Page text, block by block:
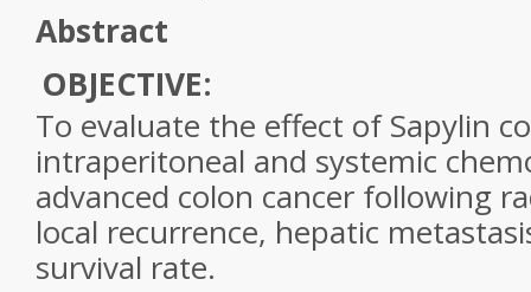
Abstract
OBJECTIVE:
To evaluate the effect of Sapylin
intraperitoneal and systemic
advanced colon cancer following
local recurrence, hepatic
survival rate.